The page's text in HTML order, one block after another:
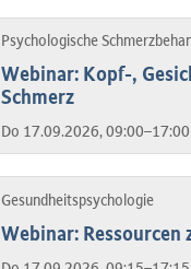
Psychologische
Webinar: Kopf-,
Schmerz
Do 17.09.2026,
Gesundheitspsychologie
Webinar: